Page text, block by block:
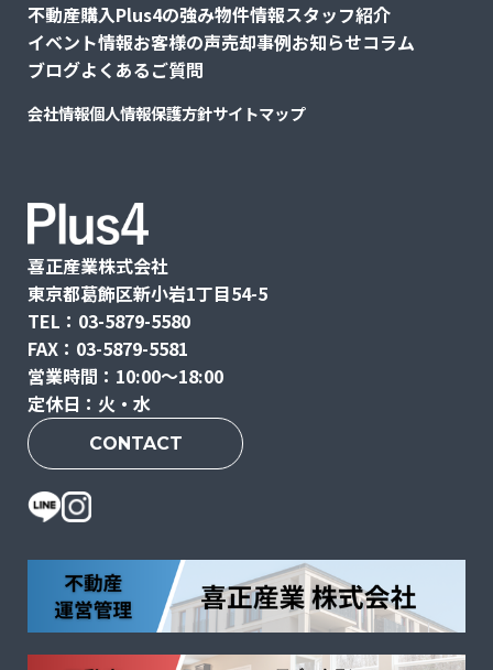
不動産購入Plus4の強み物件情報スタッフ紹介
イベント情報お客様の声売却事例お知らせコラム
ブログよくあるご質問
会社情報個人情報保護方針サイトマップ
喜正産業株式会社
東京都葛飾区新小岩1丁目54-5
TEL：03-5879-5580
FAX：03-5879-5581
営業時間：10:00〜18:00
定休日：火・水
CONTACT